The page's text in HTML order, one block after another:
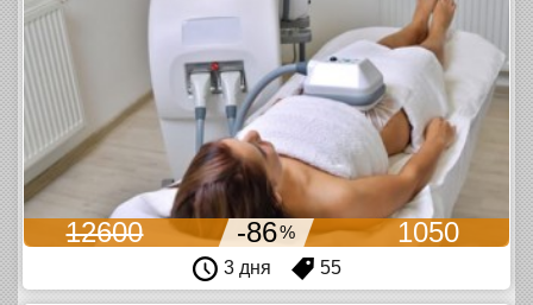
12600 -86% 1050
3 дня 55